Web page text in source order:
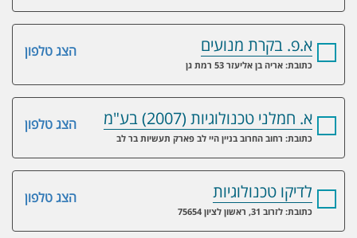
הצג טלפון א.פ. בקרת מנועים
כתובת: אריה בן אליעזר 53 רמת גן
הצג טלפון א. חמלני טכנולוגיות (2007) בע"מ
כתובת: רחוב החרוב בניין היי לב פארק תעשיות בר לב
הצג טלפון לדיקו טכנולוגיות
כתובת: לזרוב 31, ראשון לציון 75654